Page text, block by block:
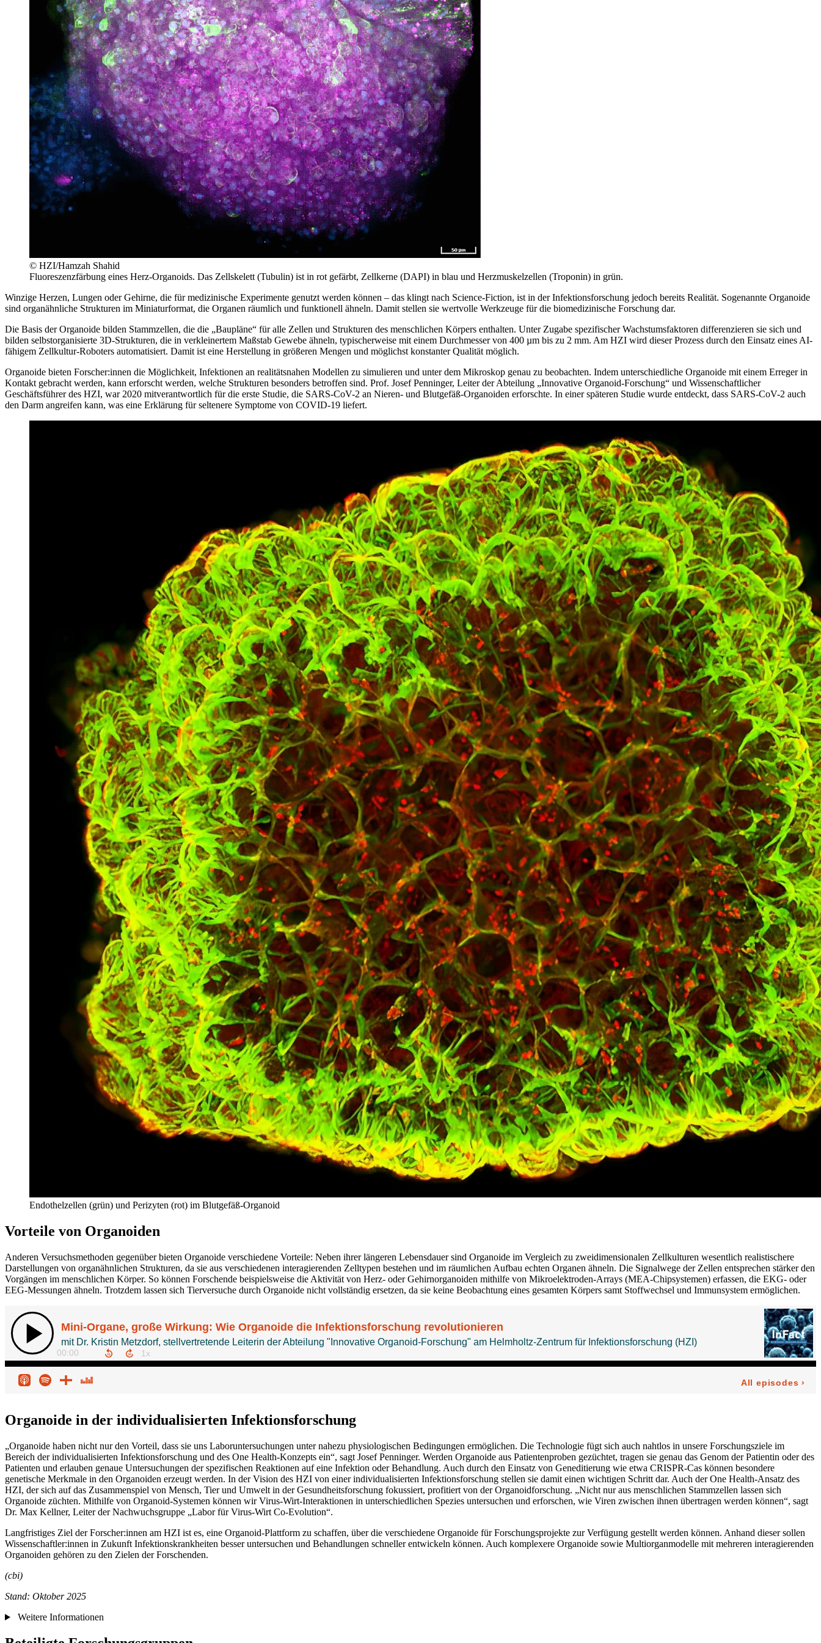
© HZI/Hamzah Shahid
Fluoreszenzfärbung eines Herz-Organoids. Das Zellskelett (Tubulin) ist in rot gefärbt, Zellkerne (DAPI) in blau und Herzmuskelzellen (Troponin) in grün.
Winzige Herzen, Lungen oder Gehirne, die für medizinische Experimente genutzt werden können – das klingt nach Science-Fiction, ist in der Infektionsforschung jedoch bereits Realität. Sogenannte Organoide
sind organähnliche Strukturen im Miniaturformat, die Organen räumlich und funktionell ähneln. Damit stellen sie wertvolle Werkzeuge für die biomedizinische Forschung dar.
Die Basis der Organoide bilden Stammzellen, die die „Baupläne“ für alle Zellen und Strukturen des menschlichen Körpers enthalten. Unter Zugabe spezifischer Wachstumsfaktoren differenzieren sie sich und
bilden selbstorganisierte 3D-Strukturen, die in verkleinertem Maßstab Gewebe ähneln, typischerweise mit einem Durchmesser von 400 µm bis zu 2 mm. Am HZI wird dieser Prozess durch den Einsatz eines AI-
fähigem Zellkultur-Roboters automatisiert. Damit ist eine Herstellung in größeren Mengen und möglichst konstanter Qualität möglich.
Organoide bieten Forscher:innen die Möglichkeit, Infektionen an realitätsnahen Modellen zu simulieren und unter dem Mikroskop genau zu beobachten. Indem unterschiedliche Organoide mit einem Erreger in
Kontakt gebracht werden, kann erforscht werden, welche Strukturen besonders betroffen sind. Prof. Josef Penninger, Leiter der Abteilung „Innovative Organoid-Forschung“ und Wissenschaftlicher
Geschäftsführer des HZI, war 2020 mitverantwortlich für die erste Studie, die SARS-CoV-2 an Nieren- und Blutgefäß-Organoiden erforschte. In einer späteren Studie wurde entdeckt, dass SARS-CoV-2 auch
den Darm angreifen kann, was eine Erklärung für seltenere Symptome von COVID-19 liefert.
Endothelzellen (grün) und Perizyten (rot) im Blutgefäß-Organoid
Vorteile von Organoiden
Anderen Versuchsmethoden gegenüber bieten Organoide verschiedene Vorteile: Neben ihrer längeren Lebensdauer sind Organoide im Vergleich zu zweidimensionalen Zellkulturen wesentlich realistischere
Darstellungen von organähnlichen Strukturen, da sie aus verschiedenen interagierenden Zelltypen bestehen und im räumlichen Aufbau echten Organen ähneln. Die Signalwege der Zellen entsprechen stärker den
Vorgängen im menschlichen Körper. So können Forschende beispielsweise die Aktivität von Herz- oder Gehirnorganoiden mithilfe von Mikroelektroden-Arrays (MEA-Chipsystemen) erfassen, die EKG- oder
EEG-Messungen ähneln. Trotzdem lassen sich Tierversuche durch Organoide nicht vollständig ersetzen, da sie keine Beobachtung eines gesamten Körpers samt Stoffwechsel und Immunsystem ermöglichen.
Organoide in der individualisierten Infektionsforschung
„Organoide haben nicht nur den Vorteil, dass sie uns Laboruntersuchungen unter nahezu physiologischen Bedingungen ermöglichen. Die Technologie fügt sich auch nahtlos in unsere Forschungsziele im
Bereich der individualisierten Infektionsforschung und des One Health-Konzepts ein“, sagt Josef Penninger. Werden Organoide aus Patientenproben gezüchtet, tragen sie genau das Genom der Patientin oder des
Patienten und erlauben genaue Untersuchungen der spezifischen Reaktionen auf eine Infektion oder Behandlung. Auch durch den Einsatz von Geneditierung wie etwa CRISPR-Cas können besondere
genetische Merkmale in den Organoiden erzeugt werden. In der Vision des HZI von einer individualisierten Infektionsforschung stellen sie damit einen wichtigen Schritt dar. Auch der One Health-Ansatz des
HZI, der sich auf das Zusammenspiel von Mensch, Tier und Umwelt in der Gesundheitsforschung fokussiert, profitiert von der Organoidforschung. „Nicht nur aus menschlichen Stammzellen lassen sich
Organoide züchten. Mithilfe von Organoid-Systemen können wir Virus-Wirt-Interaktionen in unterschiedlichen Spezies untersuchen und erforschen, wie Viren zwischen ihnen übertragen werden können“, sagt
Dr. Max Kellner, Leiter der Nachwuchsgruppe „Labor für Virus-Wirt Co-Evolution“.
Langfristiges Ziel der Forscher:innen am HZI ist es, eine Organoid-Plattform zu schaffen, über die verschiedene Organoide für Forschungsprojekte zur Verfügung gestellt werden können. Anhand dieser sollen
Wissenschaftler:innen in Zukunft Infektionskrankheiten besser untersuchen und Behandlungen schneller entwickeln können. Auch komplexere Organoide sowie Multiorganmodelle mit mehreren interagierenden
Organoiden gehören zu den Zielen der Forschenden.
(cbi)
Stand: Oktober 2025
Weitere Informationen